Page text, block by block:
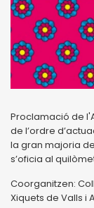
Proclamació de
de l’ordre
la gran majoria
s’oficia al
Coorganitzen:
Xiquets de Valls i